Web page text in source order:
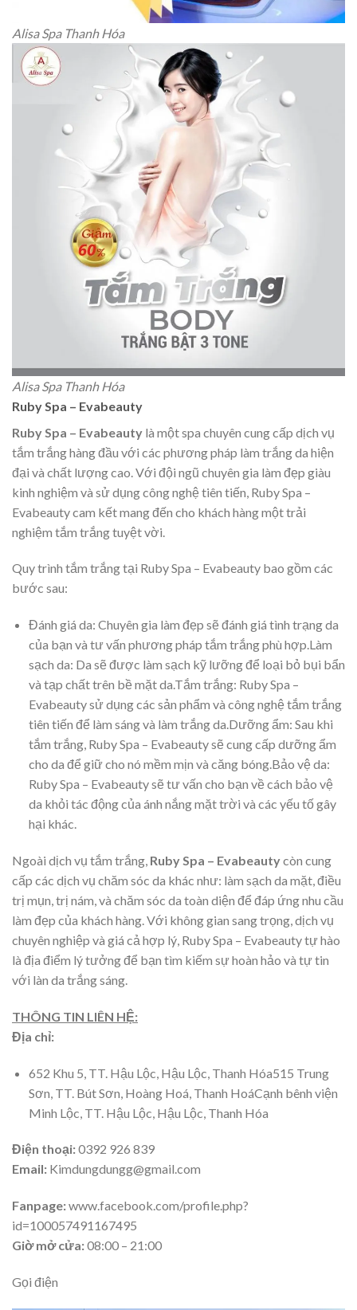
Alisa Spa Thanh Hóa
Alisa Spa Thanh Hóa
Ruby Spa – Evabeauty
Ruby Spa – Evabeauty là một spa chuyên cung cấp dịch vụ
tắm trắng hàng đầu với các phương pháp làm trắng da hiện
đại và chất lượng cao. Với đội ngũ chuyên gia làm đẹp giàu
kinh nghiệm và sử dụng công nghệ tiên tiến, Ruby Spa –
Evabeauty cam kết mang đến cho khách hàng một trải
nghiệm tắm trắng tuyệt vời.
Quy trình tắm trắng tại Ruby Spa – Evabeauty bao gồm các
bước sau:
Đánh giá da: Chuyên gia làm đẹp sẽ đánh giá tình trạng da
của bạn và tư vấn phương pháp tắm trắng phù hợp.Làm
sạch da: Da sẽ được làm sạch kỹ lưỡng để loại bỏ bụi bẩn
và tạp chất trên bề mặt da.Tắm trắng: Ruby Spa –
Evabeauty sử dụng các sản phẩm và công nghệ tắm trắng
tiên tiến để làm sáng và làm trắng da.Dưỡng ẩm: Sau khi
tắm trắng, Ruby Spa – Evabeauty sẽ cung cấp dưỡng ẩm
cho da để giữ cho nó mềm mịn và căng bóng.Bảo vệ da:
Ruby Spa – Evabeauty sẽ tư vấn cho bạn về cách bảo vệ
da khỏi tác động của ánh nắng mặt trời và các yếu tố gây
hại khác.
Ngoài dịch vụ tắm trắng, Ruby Spa – Evabeautycòn cung
cấp các dịch vụ chăm sóc da khác như: làm sạch da mặt, điều
trị mụn, trị nám, và chăm sóc da toàn diện để đáp ứng nhu cầu
làm đẹp của khách hàng. Với không gian sang trọng, dịch vụ
chuyên nghiệp và giá cả hợp lý, Ruby Spa – Evabeauty tự hào
là địa điểm lý tưởng để bạn tìm kiếm sự hoàn hảo và tự tin
với làn da trắng sáng.
THÔNG TIN LIÊN HỆ:
Địa chỉ:
652 Khu 5, TT. Hậu Lộc, Hậu Lộc, Thanh Hóa515 Trung
Sơn, TT. Bút Sơn, Hoàng Hoá, Thanh HoáCạnh bênh viện
Minh Lộc, TT. Hậu Lộc, Hậu Lộc, Thanh Hóa
Điện thoại:0392 926 839
Email: Kimdungdungg@gmail.com
Fanpage:www.facebook.com/profile.php?
id=100057491167495
Giờ mở cửa:08:00 – 21:00
Gọi điện